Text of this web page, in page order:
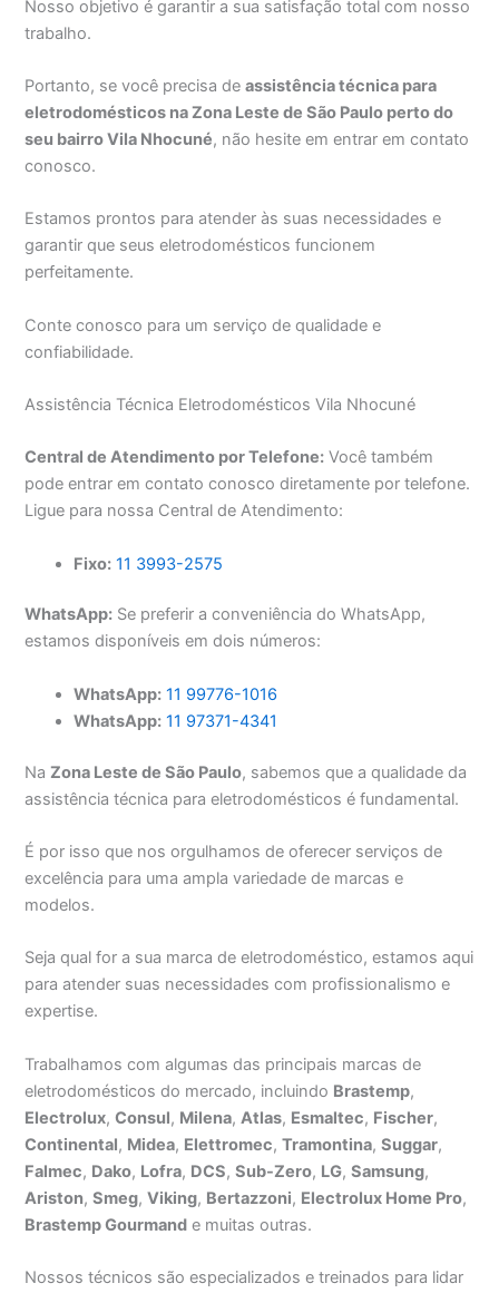
Nosso objetivo é garantir a sua satisfação total com nosso
trabalho.
Portanto, se você precisa deassistência técnica para
eletrodomésticos na Zona Leste de São Paulo perto do
seu bairro Vila Nhocuné, não hesite em entrar em contato
conosco.
Estamos prontos para atender às suas necessidades e
garantir que seus eletrodomésticos funcionem
perfeitamente.
Conte conosco para um serviço de qualidade e
confiabilidade.
Assistência Técnica Eletrodomésticos Vila Nhocuné
Central de Atendimento por Telefone: Você também
pode entrar em contato conosco diretamente por telefone.
Ligue para nossa Central de Atendimento:
Fixo: 11 3993-2575
WhatsApp: Se preferir a conveniência do WhatsApp,
estamos disponíveis em dois números:
WhatsApp: 11 99776-1016
WhatsApp: 11 97371-4341
NaZona Leste de São Paulo, sabemos que a qualidade da
assistência técnica para eletrodomésticos é fundamental.
É por isso que nos orgulhamos de oferecer serviços de
excelência para uma ampla variedade de marcas e
modelos.
Seja qual for a sua marca de eletrodoméstico, estamos aqui
para atender suas necessidades com profissionalismo e
expertise.
Trabalhamos com algumas das principais marcas de
eletrodomésticos do mercado, incluindo Brastemp,
Electrolux,Consul, Milena,Atlas, Esmaltec, Fischer,
Continental, Midea, Elettromec,Tramontina,Suggar,
Falmec, Dako, Lofra, DCS,Sub-Zero, LG,Samsung,
Ariston,Smeg,Viking, Bertazzoni, Electrolux Home Pro,
Brastemp Gourmand e muitas outras.
Nossos técnicos são especializados e treinados para lidar